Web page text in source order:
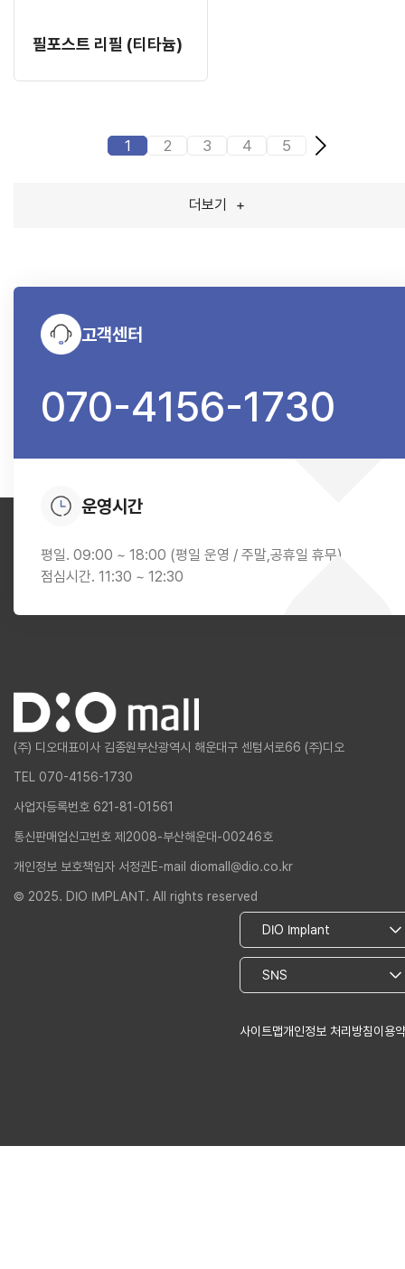
필포스트 리필 (티타늄)
1 2 3 4 5
더보기 +
고객센터
070-4156-1730
운영시간
평일. 09:00 ~ 18:00 (평일 운영 / 주말,공휴일 휴무)
점심시간. 11:30 ~ 12:30
(주) 디오대표이사 김종원부산광역시 해운대구 센텀서로66 (주)디오
TEL 070-4156-1730
사업자등록번호 621-81-01561
통신판매업신고번호 제2008-부산해운대-00246호
개인정보 보호책임자 서정권 E-mail diomall@dio.co.kr
© 2025. DIO IMPLANT. All rights reserved
사이트맵개인정보 처리방침이용